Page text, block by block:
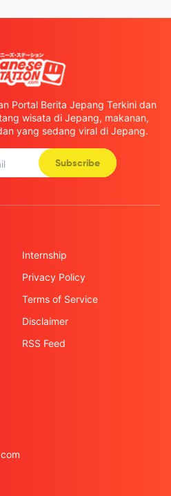
Portal Berita Jepang Terkini dan
wisata di Jepang, makanan,
yang sedang viral di Jepang.
Subscribe
Internship
Privacy Policy
Terms of Service
Disclaimer
RSS Feed